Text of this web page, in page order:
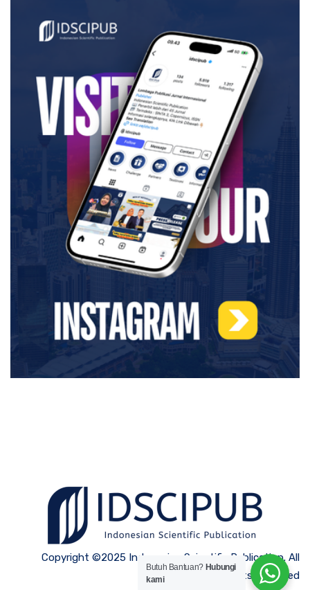
Copyright ©2025 Indonesian Scientific Publication. All
Rights Reserved
Butuh Bantuan? Hubungi
kami